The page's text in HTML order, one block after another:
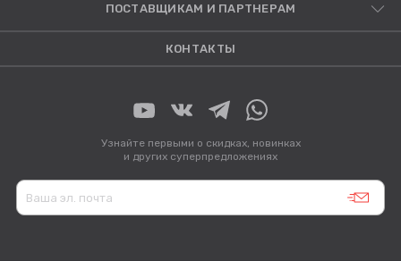
ПОСТАВЩИКАМ И ПАРТНЕРАМ
КОНТАКТЫ
Узнайте первыми о скидках, новинках
и других суперпредложениях